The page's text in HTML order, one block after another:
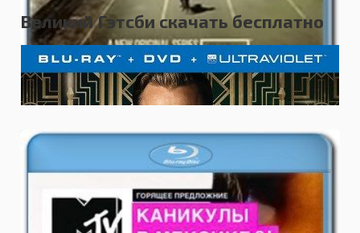
Великий Гэтсби скачать бесплатно
HDRip
ФИЛЬМЫ 27.02.2012
Скачать Каникулы в Мексике 2
сезон смотреть